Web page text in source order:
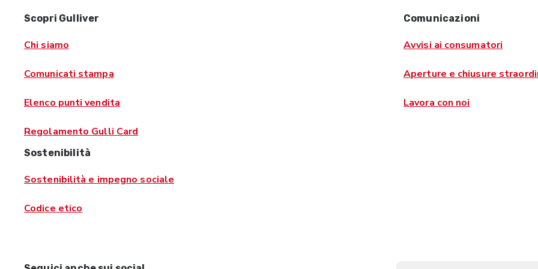
Scopri Gulliver
Chi siamo
Comunicati stampa
Elenco punti vendita
Regolamento Gulli Card
Comunicazioni
Avvisi ai consumatori
Aperture e chiusure
Lavora con noi
Sostenibilità
Sostenibilità e impegno sociale
Codice etico